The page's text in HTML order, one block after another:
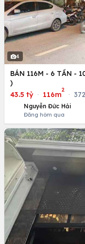
4
BÁN 116M - 6 TẦN -
)
43.5 tỷ · 116m
2
·
Nguyễn Đức Hải
Đăng hôm qua